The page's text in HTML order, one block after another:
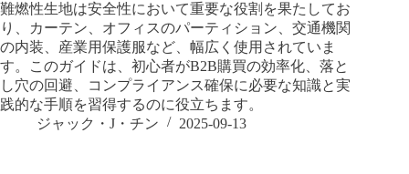
難燃性生地は安全性において重要な役割を果たしてお
り、カーテン、オフィスのパーティション、交通機関
の内装、産業用保護服など、幅広く使用されていま
す。このガイドは、初心者がB2B購買の効率化、落と
し穴の回避、コンプライアンス確保に必要な知識と実
践的な手順を習得するのに役立ちます。
ジャック・J・チン
2025-09-13